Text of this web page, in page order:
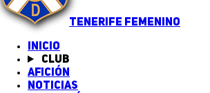
TENERIFE FEMENINO
INICIO
Club
Afición
Noticias